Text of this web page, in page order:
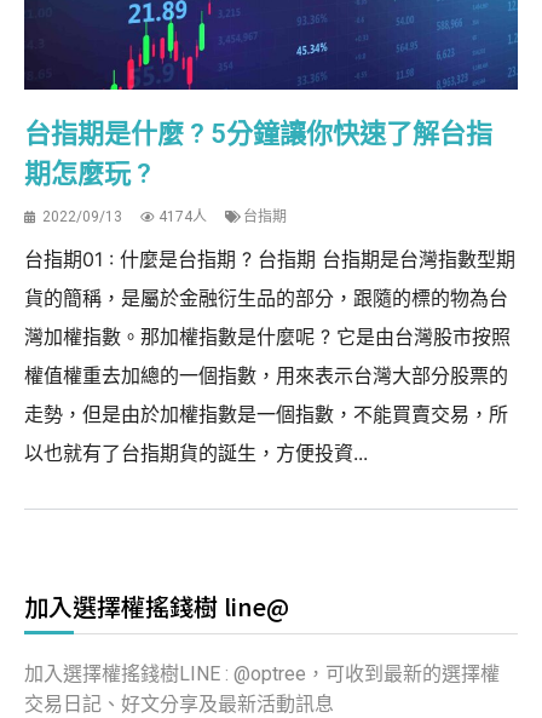
台指期是什麼 ? 5分鐘讓你快速了解台指
期怎麼玩 ?
2022/09/13 4174人 台指期
台指期01 : 什麼是台指期 ? 台指期 台指期是台灣指數型期
貨的簡稱，是屬於金融衍生品的部分，跟隨的標的物為台
灣加權指數。那加權指數是什麼呢 ? 它是由台灣股市按照
權值權重去加總的一個指數，用來表示台灣大部分股票的
走勢，但是由於加權指數是一個指數，不能買賣交易，所
以也就有了台指期貨的誕生，方便投資...
加入選擇權搖錢樹 line@
加入選擇權搖錢樹LINE : @optree，可收到最新的選擇權
交易日記、好文分享及最新活動訊息